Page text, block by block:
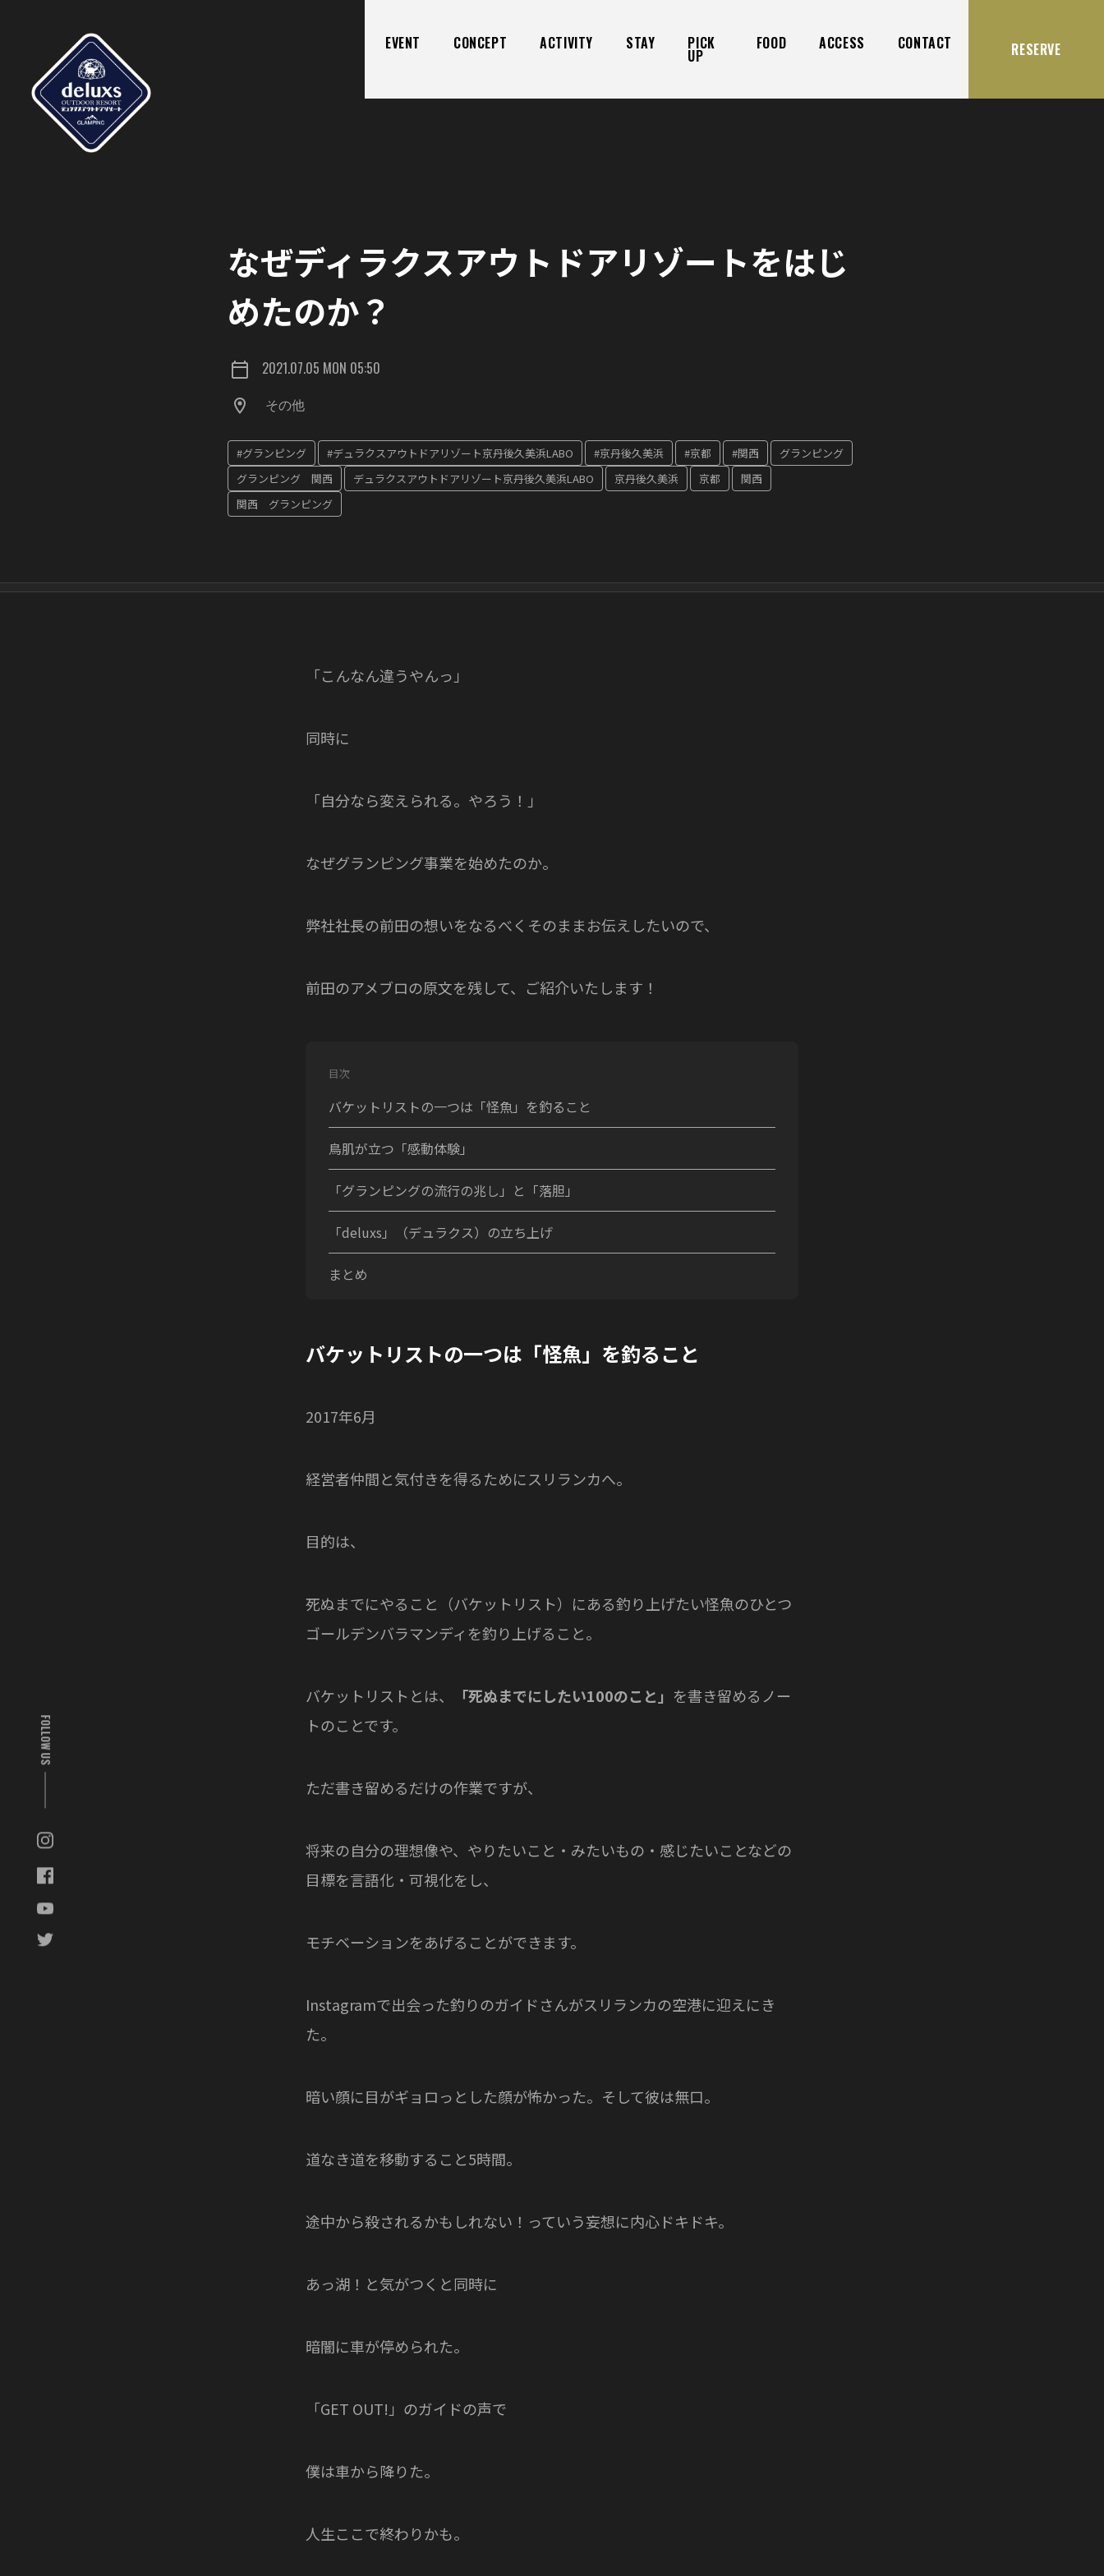
EVENT CONCEPT ACTIVITY STAY PICK
UP
FOOD ACCESS CONTACT RESERVE
FOLLOW US
なぜディラクスアウトドアリゾートをはじ
めたのか？
2021.07.05 MON 05:50
その他
#グランピング #デュラクスアウトドアリゾート京丹後久美浜LABO #京丹後久美浜 #京都 #関西
グランピング
グランピング 関西
デュラクスアウトドアリゾート京丹後久美浜LABO 京丹後久美浜 京都
関西
関西 グランピング
「こんなん違うやんっ」
同時に
「自分なら変えられる。やろう！」
なぜグランピング事業を始めたのか。
弊社社長の前田の想いをなるべくそのままお伝えしたいので、
前田のアメブロの原文を残して、ご紹介いたします！
目次
バケットリストの一つは「怪魚」を釣ること
鳥肌が立つ「感動体験」
「グランピングの流行の兆し」と「落胆」
「deluxs」（デュラクス）の立ち上げ
まとめ
バケットリストの一つは「怪魚」を釣ること
2017年6月
経営者仲間と気付きを得るためにスリランカへ。
目的は、
死ぬまでにやること（バケットリスト）にある釣り上げたい怪魚のひとつ
ゴールデンバラマンディを釣り上げること。
バケットリストとは、 「死ぬまでにしたい100のこと」 を書き留めるノー
トのことです。
ただ書き留めるだけの作業ですが、
将来の自分の理想像や、やりたいこと・みたいもの・感じたいことなどの
目標を言語化・可視化をし、
モチベーションをあげることができます。
Instagramで出会った釣りのガイドさんがスリランカの空港に迎えにき
た。
暗い顔に目がギョロっとした顔が怖かった。そして彼は無口。
道なき道を移動すること5時間。
途中から殺されるかもしれない！っていう妄想に内心ドキドキ。
あっ湖！と気がつくと同時に
暗闇に車が停められた。
「GET OUT!」のガイドの声で
僕は車から降りた。
人生ここで終わりかも。